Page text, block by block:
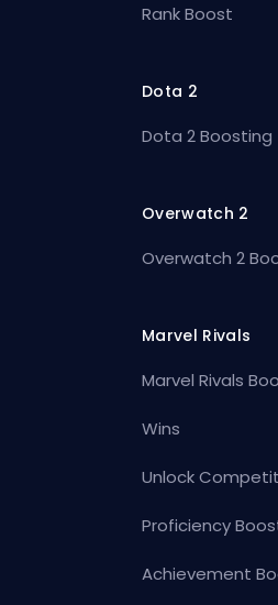
Rank Boost
Dota 2
Dota 2 Boosting
Overwatch 2
Overwatch 2
Marvel Rivals
Marvel Rivals
Wins
Unlock
Proficiency
Achievement